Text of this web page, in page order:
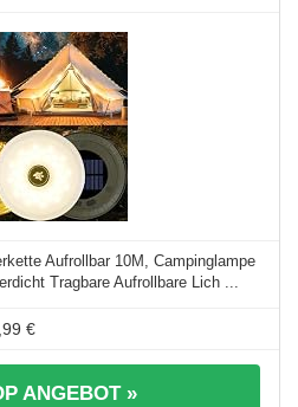
Aufrollbar 10M, Campinglampe
Tragbare Aufrollbare Lich ...
€
ANGEBOT »